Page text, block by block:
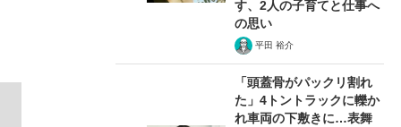
す、2人の子育てと仕事へ
の思い
平田 裕介
「頭蓋骨がパックリ割れ
た」4トントラックに轢か
れ車両の下敷きに…表舞